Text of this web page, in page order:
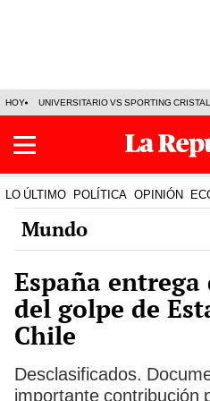
HOY UNIVERSITARIO VS SPORTING CRISTAL
LO ÚLTIMO POLÍTICA OPINIÓN
Mundo
España
del golpe de
Chile
Desclasificados.
importante contribución